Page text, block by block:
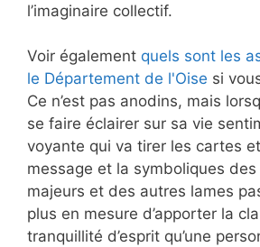
l’imaginaire collectif.
Voir également quels sont les
le Département de l'Oise si
Ce n’est pas anodins, mais
se faire éclairer sur sa vie
voyante qui va tirer les cartes
message et la symboliques des
majeurs et des autres lames
plus en mesure d’apporter la
tranquillité d’esprit qu’une